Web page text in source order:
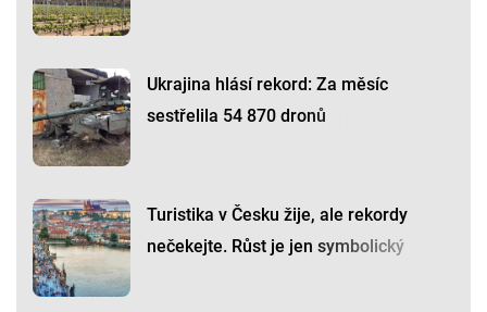
Ukrajina hlásí rekord: Za měsíc
sestřelila 54 870 dronů
Turistika v Česku žije, ale rekordy
nečekejte. Růst je jen symbolický